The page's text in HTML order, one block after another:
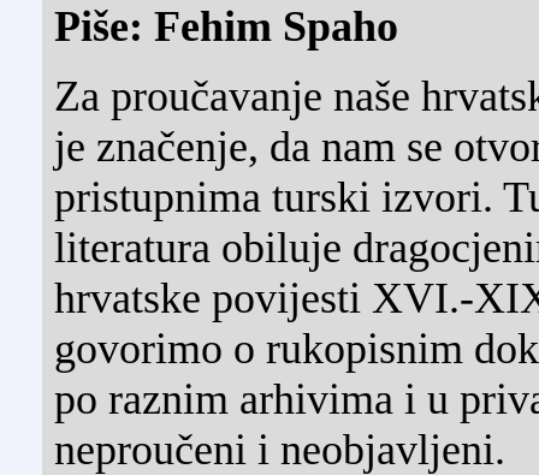
Piše: Fehim Spaho
Za proučavanje naše
je značenje, da nam se
pristupnima turski izvori.
literatura obiluje
hrvatske povijesti XVI.-
govorimo o rukopisnim
po raznim arhivima i u
neproučeni i neobjavljeni.